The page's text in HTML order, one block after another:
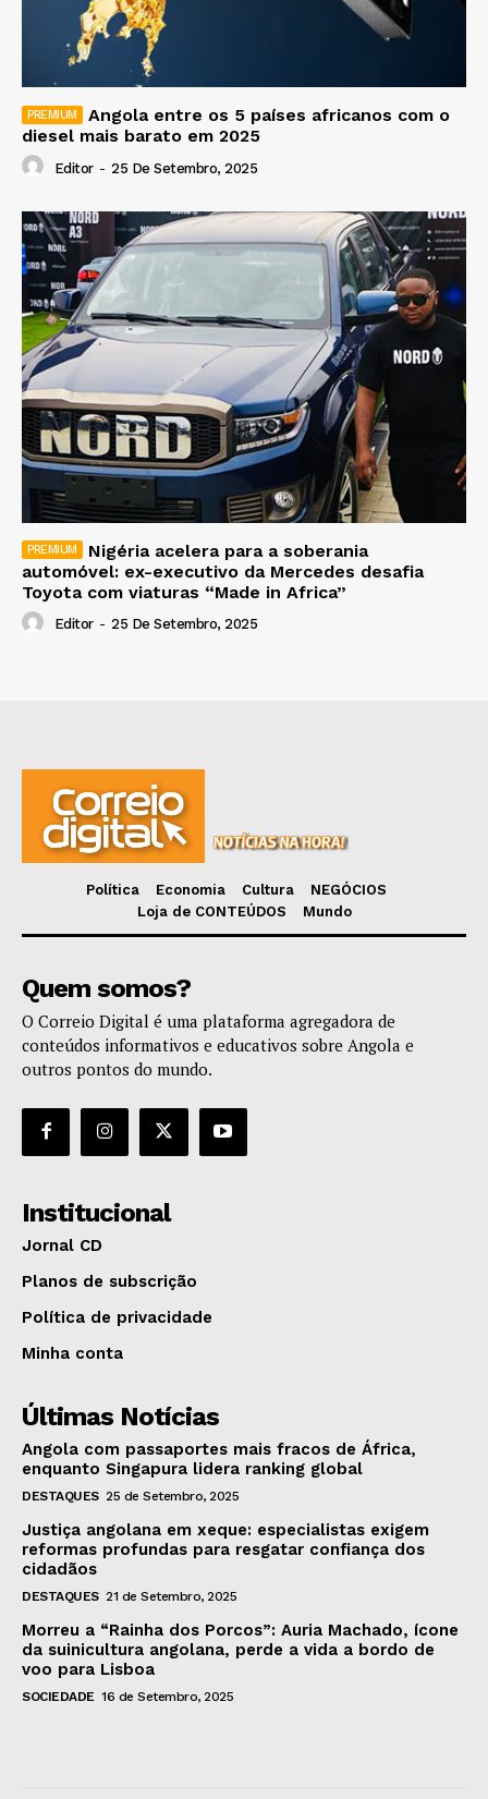
Angola entre os 5 países africanos com o
diesel mais barato em 2025
Editor - 25 De Setembro, 2025
Nigéria acelera para a soberania
automóvel: ex-executivo da Mercedes desafia
Toyota com viaturas “Made in Africa”
Editor - 25 De Setembro, 2025
Política Economia Cultura
NEGÓCIOS
Loja de CONTEÚDOS
Mundo
Quem somos?
O Correio Digital é uma plataforma agregadora de
conteúdos informativos e educativos sobre Angola e
outros pontos do mundo.
Institucional
Jornal CD
Planos de subscrição
Política de privacidade
Minha conta
Últimas Notícias
Angola com passaportes mais fracos de África,
enquanto Singapura lidera ranking global
DESTAQUES 25 de Setembro, 2025
Justiça angolana em xeque: especialistas exigem
reformas profundas para resgatar confiança dos
cidadãos
DESTAQUES 21 de Setembro, 2025
Morreu a “Rainha dos Porcos”: Auria Machado, ícone
da suinicultura angolana, perde a vida a bordo de
voo para Lisboa
SOCIEDADE 16 de Setembro, 2025